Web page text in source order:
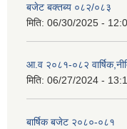
बजेट बक्तब्य ०८२/०८३
मिति: 06/30/2025 -
आ.व २०८१-०८२
मिति: 06/27/2024 -
बार्षिक बजेट २०८०-०८१